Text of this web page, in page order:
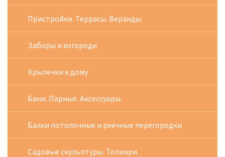
Пристройки. Террасы. Веранды.
Заборы и изгороди
Крылечки к дому
Бани. Парные. Аксессуары.
Балки потолочные и реечные перегородки
Садовые скульптуры. Топиари.